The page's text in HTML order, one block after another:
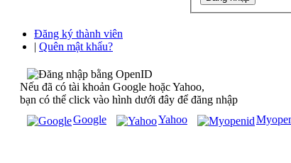
Đăng ký thành viên
| Quên mật khẩu?
Nếu đã có tài khoản Google hoặc Yahoo,
bạn có thể click vào hình dưới đây để đăng nhập
Google
Yahoo